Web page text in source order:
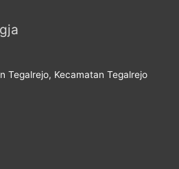
Tegalrejo, Kecamatan Tegalrejo